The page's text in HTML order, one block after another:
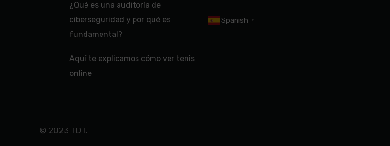
¿Qué es una auditoría de
ciberseguridad y por qué es
fundamental?
Aquí te explicamos cómo ver tenis
online
Spanish ▼
© 2023 TDT.